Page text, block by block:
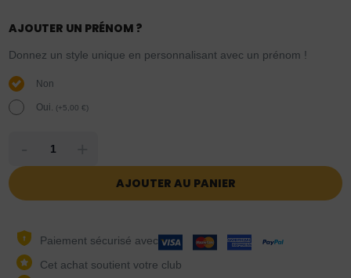
AJOUTER UN PRÉNOM ?
Donnez un style unique en personnalisant avec un prénom !
Non
Oui. (+5,00€)
AJOUTER AU PANIER
Paiement sécurisé avec
Cet achat soutient votre club